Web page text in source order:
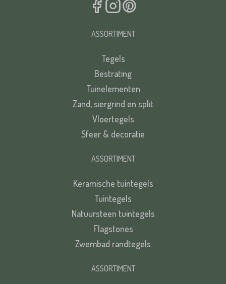
ASSORTIMENT
Tegels
Bestrating
Tuinelementen
Zand, siergrind en split
Vloertegels
Sfeer & decoratie
ASSORTIMENT
Keramische tuintegels
Tuintegels
Natuursteen tuintegels
Flagstones
Zwembad randtegels
ASSORTIMENT